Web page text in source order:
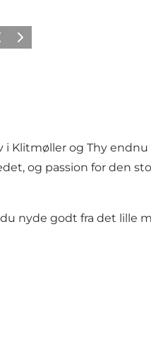
Næste
i Klitmøller og Thy
og passion for den
du nyde godt fra det